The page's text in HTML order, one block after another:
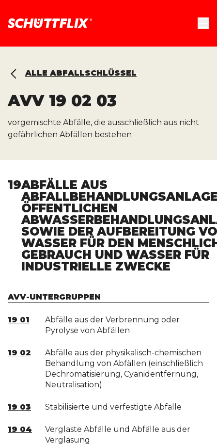
ALLE ABFALLSCHLÜSSEL
AVV 19 02 03
vorgemischte Abfälle, die ausschließlich aus nicht
gefährlichen Abfällen bestehen
19ABFÄLLE AUS
ÖFFENTLICHEN
SOWIE DER AUFBEREITUNG
WASSER FÜR DEN
GEBRAUCH UND WASSER FÜR
INDUSTRIELLE ZWECKE
AVV-UNTERGRUPPEN
19 01
Abfälle aus der Verbrennung oder
Pyrolyse von Abfällen
19 02
Abfälle aus der physikalisch-chemischen
Behandlung von Abfällen (einschließlich
Dechromatisierung, Cyanidentfernung,
Neutralisation)
19 03 Stabilisierte und verfestigte Abfälle
19 04
Verglaste Abfälle und Abfälle aus der
Verglasung